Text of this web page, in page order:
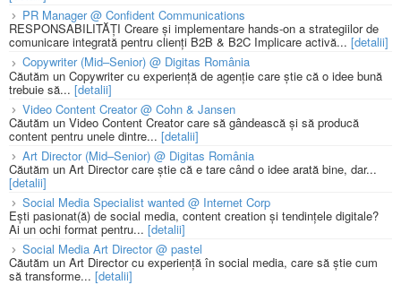
PR Manager @ Confident Communications
RESPONSABILITĂȚI Creare și implementare hands-on a strategiilor de
comunicare integrată pentru clienți B2B & B2C Implicare activă... [detalii]
Copywriter (Mid–Senior) @ Digitas România
Căutăm un Copywriter cu experiență de agenție care știe că o idee bună
trebuie să... [detalii]
Video Content Creator @ Cohn & Jansen
Căutăm un Video Content Creator care să gândească și să producă
content pentru unele dintre... [detalii]
Art Director (Mid–Senior) @ Digitas România
Căutăm un Art Director care știe că e tare când o idee arată bine, dar...
[detalii]
Social Media Specialist wanted @ Internet Corp
Ești pasionat(ă) de social media, content creation și tendințele digitale?
Ai un ochi format pentru... [detalii]
Social Media Art Director @ pastel
Căutăm un Art Director cu experiență în social media, care să știe cum
să transforme... [detalii]